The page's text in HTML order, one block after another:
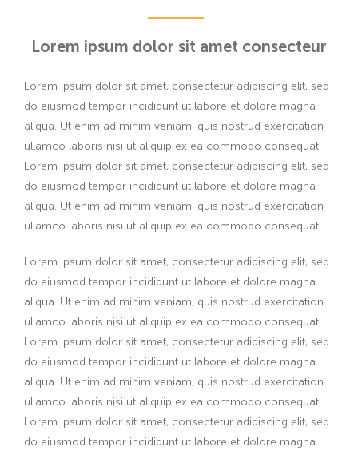
Lorem ipsum dolor sit amet consecteur
Lorem ipsum dolor sit amet, consectetur adipiscing elit, sed
do eiusmod tempor incididunt ut labore et dolore magna
aliqua. Ut enim ad minim veniam, quis nostrud exercitation
ullamco laboris nisi ut aliquip ex ea commodo consequat.
Lorem ipsum dolor sit amet, consectetur adipiscing elit, sed
do eiusmod tempor incididunt ut labore et dolore magna
aliqua. Ut enim ad minim veniam, quis nostrud exercitation
ullamco laboris nisi ut aliquip ex ea commodo consequat.
Lorem ipsum dolor sit amet, consectetur adipiscing elit, sed
do eiusmod tempor incididunt ut labore et dolore magna
aliqua. Ut enim ad minim veniam, quis nostrud exercitation
ullamco laboris nisi ut aliquip ex ea commodo consequat.
Lorem ipsum dolor sit amet, consectetur adipiscing elit, sed
do eiusmod tempor incididunt ut labore et dolore magna
aliqua. Ut enim ad minim veniam, quis nostrud exercitation
ullamco laboris nisi ut aliquip ex ea commodo consequat.
Lorem ipsum dolor sit amet, consectetur adipiscing elit, sed
do eiusmod tempor incididunt ut labore et dolore magna